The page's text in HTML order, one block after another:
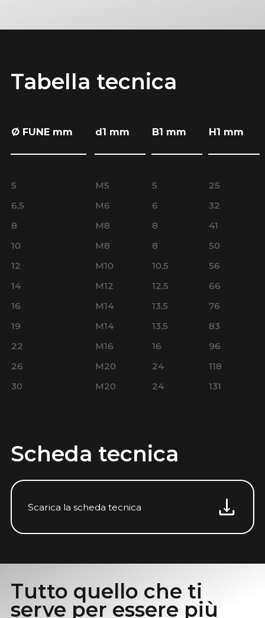
Tabella tecnica
Ø FUNE mm d1 mm B1 mm H1 mm
5 M5 5
25
6,5
M6 6
32
8
M8 8
41
10
M8 8
50
12
M10 10,5
56
14
M12 12,5
66
16
M14 13,5
76
19
M14 13,5
83
22
M16 16
96
26
M20 24
118
30
M20 24 131
Scheda tecnica
Scarica la scheda tecnica
Tutto quello che ti
serve per essere più